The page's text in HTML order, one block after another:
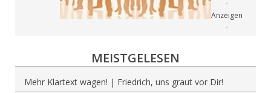
MEISTGELESEN
Mehr Klartext wagen! | Friedrich, uns graut vor Dir!